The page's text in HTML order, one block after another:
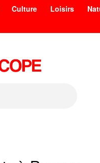
Culture Loisirs